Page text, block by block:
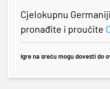
Cjelokupnu
pronađite i proučite
Igre na sreću mogu dovesti do